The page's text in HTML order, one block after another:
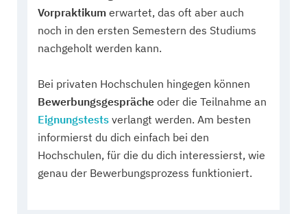
Vorpraktikum erwartet, das oft aber auch
noch in den ersten Semestern des Studiums
nachgeholt werden kann.
Bei privaten Hochschulen hingegen können
Bewerbungsgespräche oder die Teilnahme an
Eignungstests verlangt werden. Am besten
informierst du dich einfach bei den
Hochschulen, für die du dich interessierst, wie
genau der Bewerbungsprozess funktioniert.